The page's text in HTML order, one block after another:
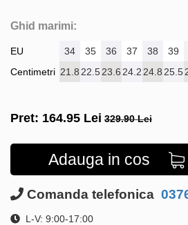
Ghid marimi:
EU
Centimetri
34 35 36 37 38 39
21.8 22.523.6 24.2 24.8 25.5
Pret: 164.95 Lei 329.90 Lei
Adauga in cos
Comanda telefonica
L-V: 9:00-17:00